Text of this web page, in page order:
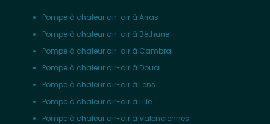
Pompe à chaleur air-air à Arras
Pompe à chaleur air-air à Béthune
Pompe à chaleur air-air à Cambrai
Pompe à chaleur air-air à Douai
Pompe à chaleur air-air à Lens
Pompe à chaleur air-air à Lille
Pompe à chaleur air-air à Valenciennes